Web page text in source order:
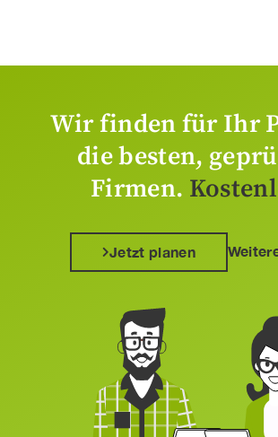
Wir finden für Ihr
die besten,
Firmen.
Jetzt planen